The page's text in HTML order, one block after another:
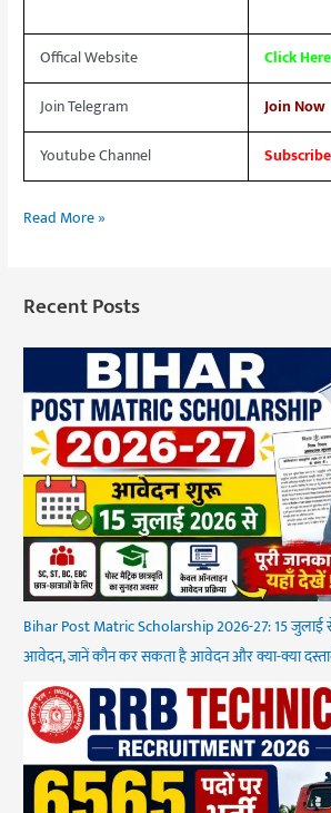
Offical Website
Click Here
Join Telegram
Join Now
Youtube Channel
Read More »
Recent Posts
Bihar Post Matric Scholarship 2026-27: 15
आवेदन, जानें कौन कर सकता है आवेदन और क्या-क्या